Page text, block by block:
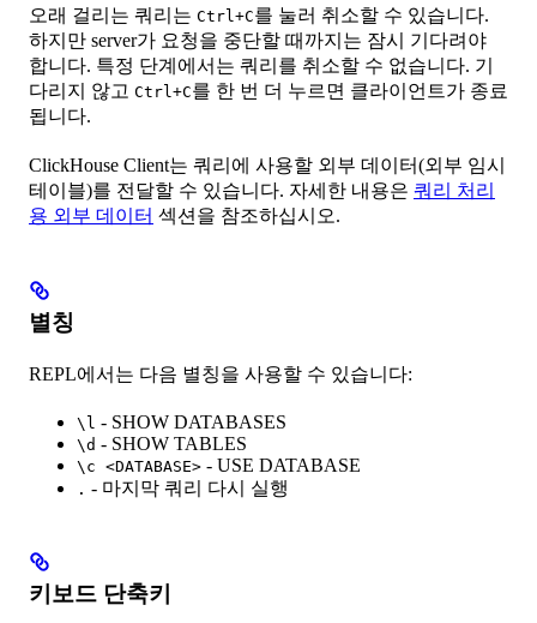
오래 걸리는 쿼리는 Ctrl+C를 눌러 취소할 수 있습니다.
하지만 server가 요청을 중단할 때까지는 잠시 기다려야
합니다. 특정 단계에서는 쿼리를 취소할 수 없습니다. 기
다리지 않고 Ctrl+C를 한 번 더 누르면 클라이언트가 종료
됩니다.
ClickHouse Client는 쿼리에 사용할 외부 데이터(외부 임시
테이블)를 전달할 수 있습니다. 자세한 내용은 쿼리 처리
용 외부 데이터 섹션을 참조하십시오.
별칭
REPL에서는 다음 별칭을 사용할 수 있습니다:
\l - SHOW DATABASES
\d - SHOW TABLES
\c <DATABASE> - USE DATABASE
. - 마지막 쿼리 다시 실행
키보드 단축키